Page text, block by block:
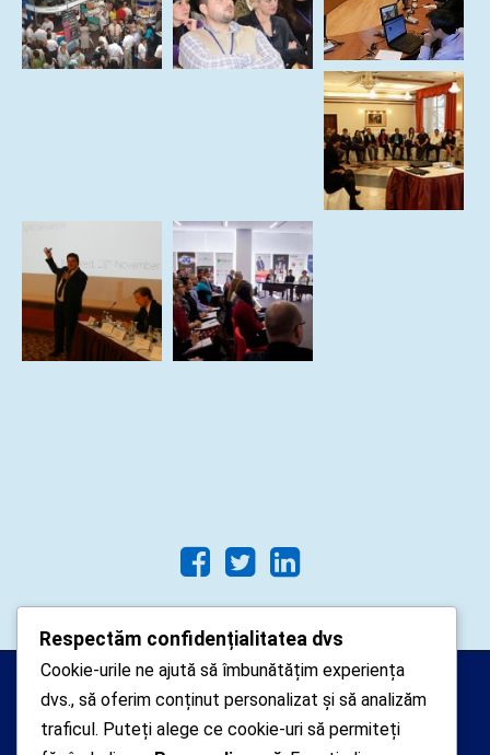
Arhipelago Interactive © 2010-
2024. Toate drepturile rezervate.
Respectăm confidențialitatea dvs
Cookie-urile ne ajută să îmbunătățim experiența
dvs., să oferim conținut personalizat și să analizăm
traficul. Puteți alege ce cookie-uri să permiteți